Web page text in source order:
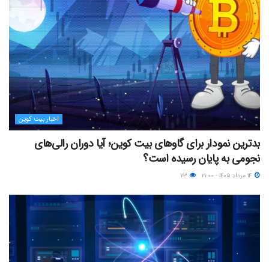
اخبار بیت کوین
بدترین نمودار برای گاوهای بیت کوین؛ آیا دوران رالی‌های
نجومی به پایان رسیده است؟